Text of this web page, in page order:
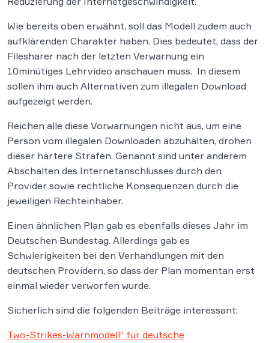
Wie bereits oben erwähnt, soll das Modell zudem auch
aufklärenden Charakter haben. Dies bedeutet, dass der
Filesharer nach der letzten Verwarnung ein
10minütiges Lehrvideo anschauen muss. In diesem
sollen ihm auch Alternativen zum illegalen Download
aufgezeigt werden.
Reichen alle diese Vorwarnungen nicht aus, um eine
Person vom illegalen Downloaden abzuhalten, drohen
dieser härtere Strafen. Genannt sind unter anderem
Abschalten des Internetanschlusses durch den
Provider sowie rechtliche Konsequenzen durch die
jeweiligen Rechteinhaber.
Einen ähnlichen Plan gab es ebenfalls dieses Jahr im
Deutschen Bundestag. Allerdings gab es
Schwierigkeiten bei den Verhandlungen mit den
deutschen Providern, so dass der Plan momentan erst
einmal wieder verworfen wurde.
Sicherlich sind die folgenden Beiträge interessant:
Two-Strikes-Warnmodell“ für deutsche